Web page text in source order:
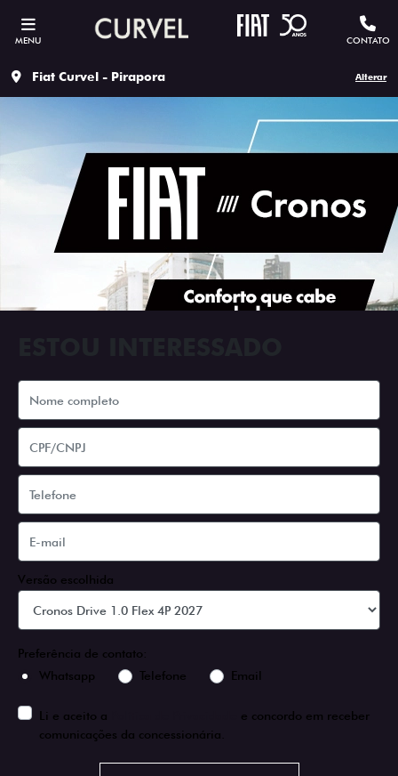
MENU CONTATO
Fiat Curvel - Pirapora Alterar
Versão escolhida
Preferência de contato:
Whatsapp
Telefone Email
Li e aceito a
e concordo em receber
comunicações da concessionária.